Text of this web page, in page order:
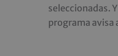
seleccionadas.
programa avisa